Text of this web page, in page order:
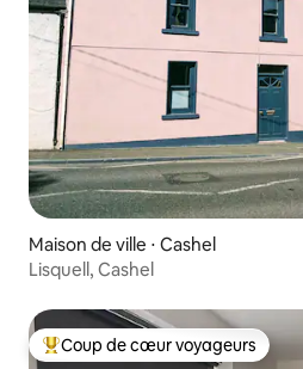
Maison de ville ⋅ Cashel
Lisquell, Cashel
Coups de cœur voyageurs les
Coup de cœur voyageurs